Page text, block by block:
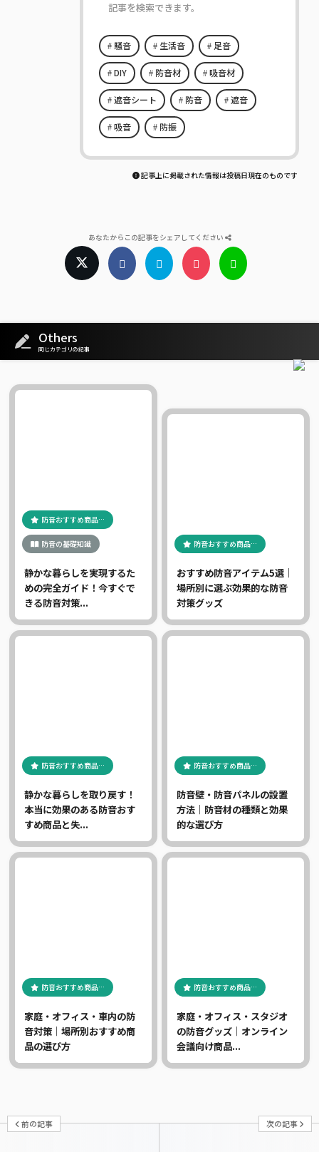
記事を検索できます。
騒音 生活音 足音
DIY 防音材 吸音材
遮音シート 防音 遮音
吸音 防振
記事上に掲載された情報は投稿日現在のものです
あなたからこの記事をシェアしてください
Others
同じカテゴリの記事
防音おすすめ商品…
防音の基礎知識
静かな暮らしを実現するた
めの完全ガイド！今すぐで
きる防音対策...
防音おすすめ商品…
おすすめ防音アイテム5選｜
場所別に選ぶ効果的な防音
対策グッズ
防音おすすめ商品…
静かな暮らしを取り戻す！
本当に効果のある防音おす
すめ商品と失...
防音おすすめ商品…
防音壁・防音パネルの設置
方法｜防音材の種類と効果
的な選び方
防音おすすめ商品…
家庭・オフィス・車内の防
音対策｜場所別おすすめ商
品の選び方
防音おすすめ商品…
家庭・オフィス・スタジオ
の防音グッズ｜オンライン
会議向け商品...
前の記事 次の記事